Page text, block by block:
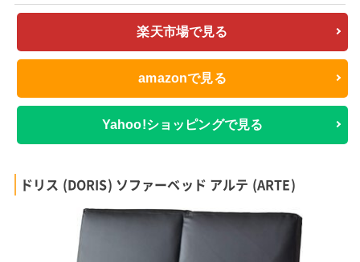
楽天市場で見る
amazonで見る
Yahoo!ショッピングで見る
ドリス (DORIS) ソファーベッド アルテ (ARTE)